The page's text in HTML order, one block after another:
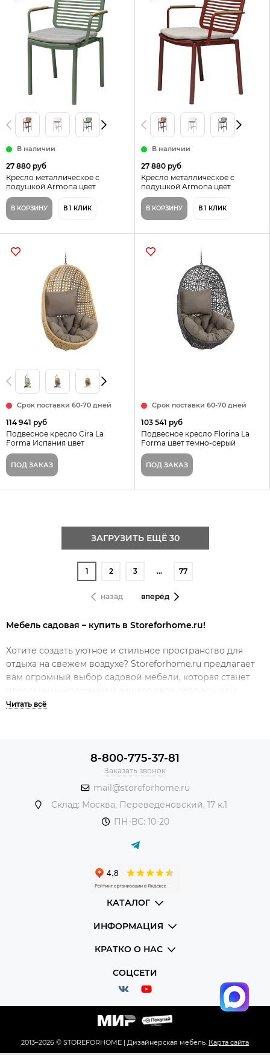
В наличии
27 880 руб
Кресло металлическое с
подушкой Armona цвет
зеленый/светло-серый
В КОРЗИНУ В 1 КЛИК
В наличии
27 880 руб
Кресло металлическое с
подушкой Armona цвет
терракотовый/светло-бежевый
В КОРЗИНУ В 1 КЛИК
Срок поставки 60-70 дней
114 941 руб
Подвесное кресло Cira La
Forma Испания цвет
натуральный
ПОД ЗАКАЗ
Срок поставки 60-70 дней
103 541 руб
Подвесное кресло Florina La
Forma цвет темно-серый
ПОД ЗАКАЗ
ЗАГРУЗИТЬ ЕЩЁ 30
назад
1 2 3 … 77
вперёд
Мебель садовая – купить в Storeforhome.ru!
Хотите создать уютное и стильное пространство для
отдыха на свежем воздухе? Storeforhome.ru предлагает
вам огромный выбор садовой мебели, которая станет
дачного участка. У нас вы найдете эксклюзивные модели
Создайте комфортное пространство, где вы сможете
наслаждаться природой и проводить время с близкими!
Почему выбирают садовую мебель в
Storeforhome.ru?
материалов, устойчивых к влаге, ультрафиолету и
Современный дизайн– стильные модели, которые
подчеркнут ваш вкус и гармонично впишутся в
обеспечивают удобство для отдыха.
– мебель сохраняет свой внешний
вид и функциональность даже при активной
Что мы предлагаем?
Столы и стулья– стильные комплекты для обеденной
8-800-775-37-81
Заказать звонок
mail@storeforhome.ru
Склад: Москва, Переведеновский, 17 к.1
ПН-ВС: 10-20
КАТАЛОГ
ИНФОРМАЦИЯ
КРАТКО О НАС
СОЦСЕТИ
2013–2026 © STOREFORHOME | Дизайнерская мебель. Карта сайта